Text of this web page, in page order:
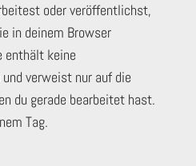
oder veröffentlichst,
in deinem Browser
enthält keine
verweist nur auf die
du gerade bearbeitet hast.
Tag.